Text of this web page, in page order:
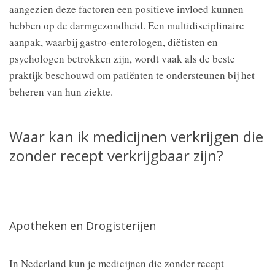
aangezien deze factoren een positieve invloed kunnen
hebben op de darmgezondheid. Een multidisciplinaire
aanpak, waarbij gastro-enterologen, diëtisten en
psychologen betrokken zijn, wordt vaak als de beste
praktijk beschouwd om patiënten te ondersteunen bij het
beheren van hun ziekte.
Waar kan ik medicijnen verkrijgen die
zonder recept verkrijgbaar zijn?
Apotheken en Drogisterijen
In Nederland kun je medicijnen die zonder recept